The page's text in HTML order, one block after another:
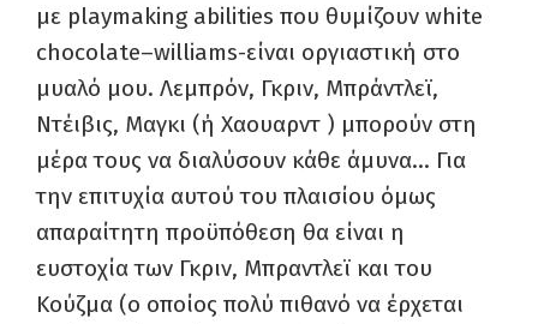
με playmaking abilities που θυμίζουν white
chocolate–williams-είναι οργιαστική στο
μυαλό μου. Λεμπρόν, Γκριν, Μπράντλεϊ,
Ντέιβις, Μαγκι (ή Χαουαρντ ) μπορούν στη
μέρα τους να διαλύσουν κάθε άμυνα… Για
την επιτυχία αυτού του πλαισίου όμως
απαραίτητη προϋπόθεση θα είναι η
ευστοχία των Γκριν, Μπραντλεϊ και του
Κούζμα (ο οποίος πολύ πιθανό να έρχεται